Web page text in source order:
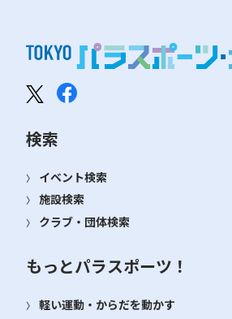
検索
イベント検索
施設検索
クラブ・団体検索
もっとパラスポーツ！
軽い運動・からだを動かす